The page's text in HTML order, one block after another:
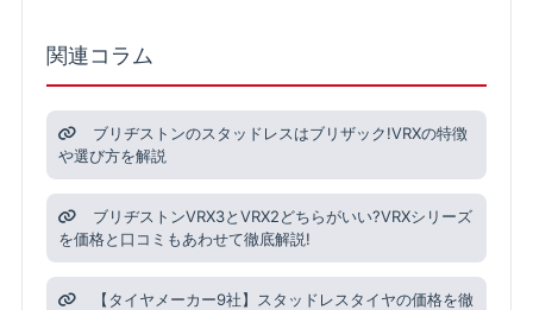
関連コラム
ブリヂストンのスタッドレスはブリザック!VRXの特徴
や選び方を解説
ブリヂストンVRX3とVRX2どちらがいい?VRXシリーズ
を価格と口コミもあわせて徹底解説!
【タイヤメーカー9社】スタッドレスタイヤの価格を徹